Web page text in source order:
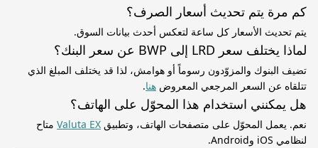
كم مرة يتم تحديث أسعار الصرف؟
يتم تحديث الأسعار كل ساعة لتعكس أحدث بيانات السوق.
لماذا يختلف سعر LRD إلى BWP عن سعر البنك؟
تضيف البنوك والمزوّدون رسوماً أو هوامش، لذا قد يختلف المبلغ الذي
تتلقاه عن السعر المرجعي المعروض هنا.
هل يمكنني استخدام هذا المحوّل على الهاتف؟
نعم. يعمل المحوّل على متصفحات الهاتف، وتطبيق Valuta EX متاح
لنظامي iOS وAndroid.